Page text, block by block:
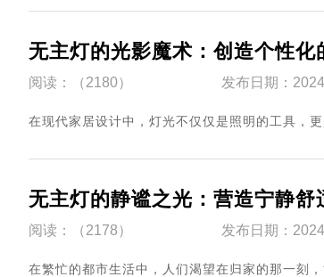
无主灯的光影魔术：创造个性化
阅读：（2180） 发布日期：
在现代家居设计中，灯光不仅仅是照明的工具，
无主灯的静谧之光：营造宁静舒
阅读：（2178） 发布日期：
在繁忙的都市生活中，人们渴望在归家的那一刻